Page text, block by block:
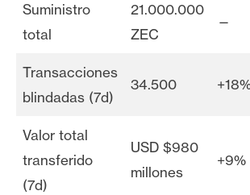
Suministro
total
21.000.000
ZEC
—
Transacciones
blindadas (7d)
34.500
Valor total
transferido
(7d)
USD $980
millones
+9%